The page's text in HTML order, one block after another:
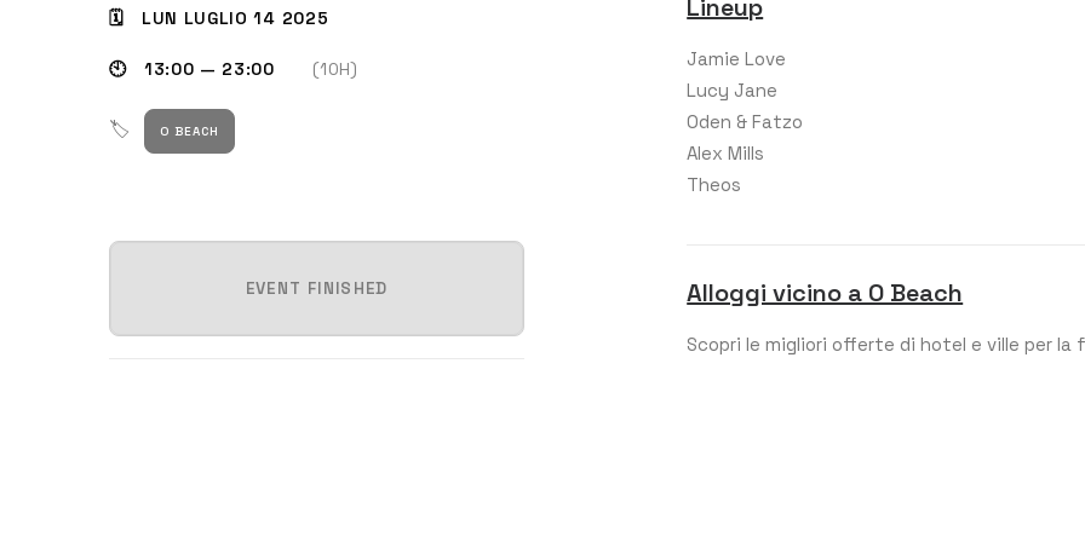
Lineup
Jamie Love
Lucy Jane
Oden & Fatzo
Alex Mills
Theos
Alloggi vicino a O Beach
Scopri le migliori offerte di hotel e ville per la
🗓 LUN LUGLIO 14 2025
🕙 13:00 — 23:00 (10H)
🏷 O BEACH
EVENT FINISHED